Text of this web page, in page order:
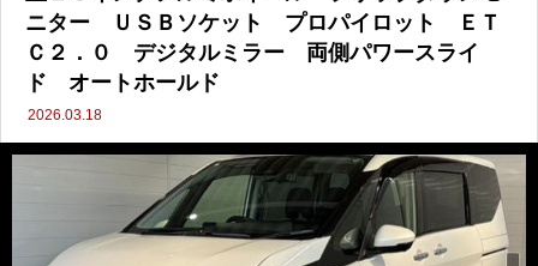
ニター ＵＳＢソケット プロパイロット ＥＴ
Ｃ２．０ デジタルミラー 両側パワースライ
ド オートホールド
2026.03.18